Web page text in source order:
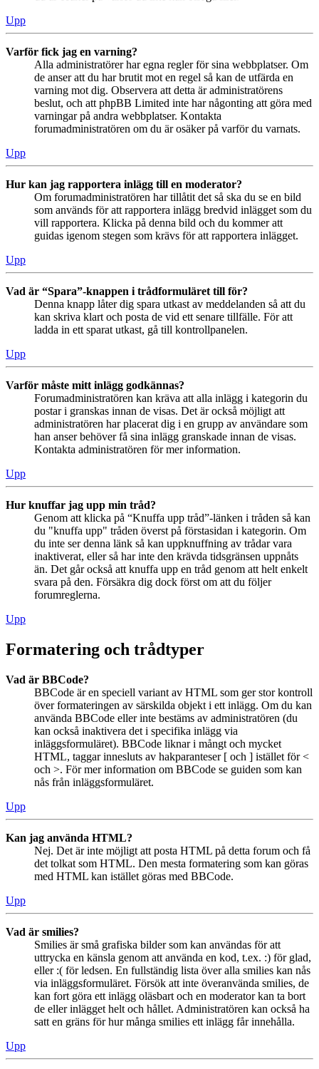
Upp
Varför fick jag en varning?
Alla administratörer har egna regler för sina webbplatser. Om
de anser att du har brutit mot en regel så kan de utfärda en
varning mot dig. Observera att detta är administratörens
beslut, och att phpBB Limited inte har någonting att göra med
varningar på andra webbplatser. Kontakta
forumadministratören om du är osäker på varför du varnats.
Upp
Hur kan jag rapportera inlägg till en moderator?
Om forumadministratören har tillåtit det så ska du se en bild
som används för att rapportera inlägg bredvid inlägget som du
vill rapportera. Klicka på denna bild och du kommer att
guidas igenom stegen som krävs för att rapportera inlägget.
Upp
Vad är “Spara”-knappen i trådformuläret till för?
Denna knapp låter dig spara utkast av meddelanden så att du
kan skriva klart och posta de vid ett senare tillfälle. För att
ladda in ett sparat utkast, gå till kontrollpanelen.
Upp
Varför måste mitt inlägg godkännas?
Forumadministratören kan kräva att alla inlägg i kategorin du
postar i granskas innan de visas. Det är också möjligt att
administratören har placerat dig i en grupp av användare som
han anser behöver få sina inlägg granskade innan de visas.
Kontakta administratören för mer information.
Upp
Hur knuffar jag upp min tråd?
Genom att klicka på “Knuffa upp tråd”-länken i tråden så kan
du "knuffa upp" tråden överst på förstasidan i kategorin. Om
du inte ser denna länk så kan uppknuffning av trådar vara
inaktiverat, eller så har inte den krävda tidsgränsen uppnåts
än. Det går också att knuffa upp en tråd genom att helt enkelt
svara på den. Försäkra dig dock först om att du följer
forumreglerna.
Upp
Formatering och trådtyper
Vad är BBCode?
BBCode är en speciell variant av HTML som ger stor kontroll
över formateringen av särskilda objekt i ett inlägg. Om du kan
använda BBCode eller inte bestäms av administratören (du
kan också inaktivera det i specifika inlägg via
inläggsformuläret). BBCode liknar i mångt och mycket
HTML, taggar innesluts av hakparanteser [ och ] istället för <
och >. För mer information om BBCode se guiden som kan
nås från inläggsformuläret.
Upp
Kan jag använda HTML?
Nej. Det är inte möjligt att posta HTML på detta forum och få
det tolkat som HTML. Den mesta formatering som kan göras
med HTML kan istället göras med BBCode.
Upp
Vad är smilies?
Smilies är små grafiska bilder som kan användas för att
uttrycka en känsla genom att använda en kod, t.ex. :) för glad,
eller :( för ledsen. En fullständig lista över alla smilies kan nås
via inläggsformuläret. Försök att inte överanvända smilies, de
kan fort göra ett inlägg oläsbart och en moderator kan ta bort
de eller inlägget helt och hållet. Administratören kan också ha
satt en gräns för hur många smilies ett inlägg får innehålla.
Upp